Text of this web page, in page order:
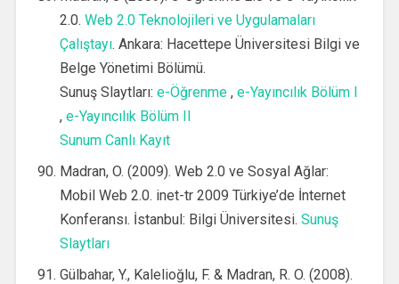
2.0. Web 2.0 Teknolojileri ve Uygulamaları
Çalıştayı. Ankara: Hacettepe Üniversitesi Bilgi ve
Belge Yönetimi Bölümü.
Sunuş Slaytları: e-Öğrenme, e-Yayıncılık Bölüm I
, e-Yayıncılık Bölüm II
Sunum Canlı Kayıt
Madran, O. (2009). Web 2.0 ve Sosyal Ağlar:
Mobil Web 2.0. inet-tr 2009 Türkiye’de İnternet
Konferansı. İstanbul: Bilgi Üniversitesi. Sunuş
Slaytları
Gülbahar, Y., Kalelioğlu, F. & Madran, R. O. (2008).